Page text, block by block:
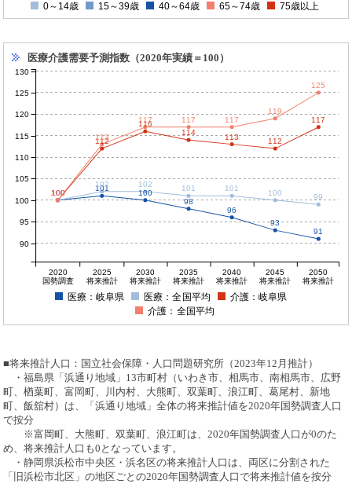
0～14歳 15～39歳 40～64歳 65～74歳 75歳以上
医療介護需要予測指数（2020年実績＝100）
100 101
100
98
96
93
91
100
102 102 101 101 100 99
100
112
116
114
113 112
117
100
113
117 117 117
119
125
2020
国勢調査
2025
将来推計
2030
将来推計
2035
将来推計
2040
将来推計
2045
将来推計
2050
将来推計
90
95
100
105
110
115
120
125
130
医療：岐阜県 医療：全国平均
介護：岐阜県
介護：全国平均
■将来推計人口：国立社会保障・人口問題研究所（2023年12月推計）
・福島県「浜通り地域」13市町村（いわき市、相馬市、南相馬市、広野
町、楢葉町、富岡町、川内村、大熊町、双葉町、浪江町、葛尾村、新地
町、飯舘村）は、「浜通り地域」全体の将来推計値を2020年国勢調査人口
で按分
※富岡町、大熊町、双葉町、浪江町は、2020年国勢調査人口が0のた
め、将来推計人口も0となっています。
・静岡県浜松市中央区・浜名区の将来推計人口は、両区に分割された
「旧浜松市北区」の地区ごとの2020年国勢調査人口で将来推計値を按分